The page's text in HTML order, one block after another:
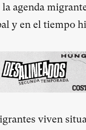
agenda
y en el tiempo
viven